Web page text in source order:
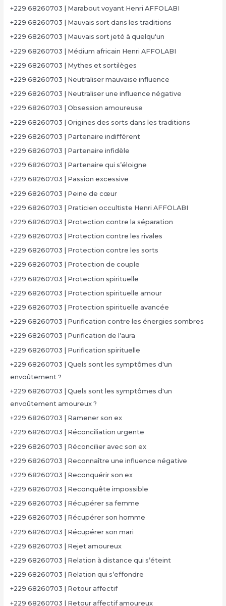
+229 68260703 | Marabout voyant Henri AFFOLABI
+229 68260703 | Mauvais sort dans les traditions
+229 68260703 | Mauvais sort jeté à quelqu'un
+229 68260703 | Médium africain Henri AFFOLABI
+229 68260703 | Mythes et sortilèges
+229 68260703 | Neutraliser mauvaise influence
+229 68260703 | Neutraliser une influence négative
+229 68260703 | Obsession amoureuse
+229 68260703 | Origines des sorts dans les traditions
+229 68260703 | Partenaire indifférent
+229 68260703 | Partenaire infidèle
+229 68260703 | Partenaire qui s’éloigne
+229 68260703 | Passion excessive
+229 68260703 | Peine de cœur
+229 68260703 | Praticien occultiste Henri AFFOLABI
+229 68260703 | Protection contre la séparation
+229 68260703 | Protection contre les rivales
+229 68260703 | Protection contre les sorts
+229 68260703 | Protection de couple
+229 68260703 | Protection spirituelle
+229 68260703 | Protection spirituelle amour
+229 68260703 | Protection spirituelle avancée
+229 68260703 | Purification contre les énergies sombres
+229 68260703 | Purification de l’aura
+229 68260703 | Purification spirituelle
+229 68260703 | Quels sont les symptômes d'un
envoûtement ?
+229 68260703 | Quels sont les symptômes d'un
envoûtement amoureux ?
+229 68260703 | Ramener son ex
+229 68260703 | Réconciliation urgente
+229 68260703 | Réconcilier avec son ex
+229 68260703 | Reconnaître une influence négative
+229 68260703 | Reconquérir son ex
+229 68260703 | Reconquête impossible
+229 68260703 | Récupérer sa femme
+229 68260703 | Récupérer son homme
+229 68260703 | Récupérer son mari
+229 68260703 | Rejet amoureux
+229 68260703 | Relation à distance qui s’éteint
+229 68260703 | Relation qui s’effondre
+229 68260703 | Retour affectif
+229 68260703 | Retour affectif amoureux